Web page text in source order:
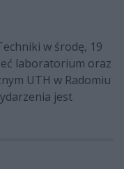
w środę, 19
laboratorium oraz
UTH w Radomiu
jest